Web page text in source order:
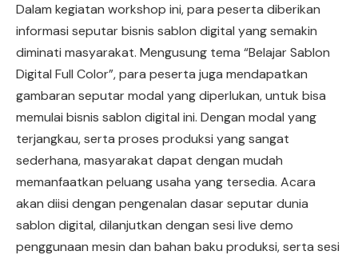
Dalam kegiatan workshop ini, para peserta diberikan
informasi seputar bisnis sablon digital yang semakin
diminati masyarakat. Mengusung tema “Belajar Sablon
Digital Full Color”, para peserta juga mendapatkan
gambaran seputar modal yang diperlukan, untuk bisa
memulai bisnis sablon digital ini. Dengan modal yang
terjangkau, serta proses produksi yang sangat
sederhana, masyarakat dapat dengan mudah
memanfaatkan peluang usaha yang tersedia. Acara
akan diisi dengan pengenalan dasar seputar dunia
sablon digital, dilanjutkan dengan sesi live demo
penggunaan mesin dan bahan baku produksi, serta sesi